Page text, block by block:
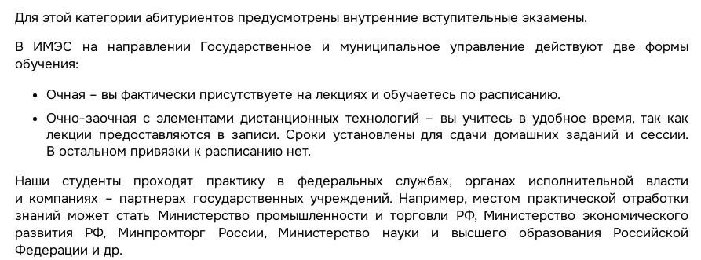
Для этой категории абитуриентов предусмотрены внутренние вступительные экзамены.
В ИМЭС на направлении Государственное и муниципальное управление действуют две формы
обучения:
Очная – вы фактически присутствуете на лекциях и обучаетесь по расписанию.
Очно-заочная с элементами дистанционных технологий – вы учитесь в удобное время, так как
лекции предоставляются в записи. Сроки установлены для сдачи домашних заданий и сессии.
В остальном привязки к расписанию нет.
Наши студенты проходят практику в федеральных службах, органах исполнительной власти
и компаниях – партнерах государственных учреждений. Например, местом практической отработки
знаний может стать Министерство промышленности и торговли РФ, Министерство экономического
развития РФ, Минпромторг России, Министерство науки и высшего образования Российской
Федерации и др.